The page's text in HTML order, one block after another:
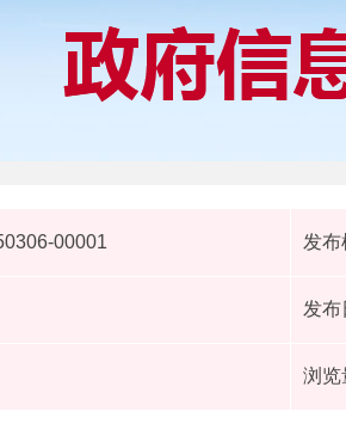
00001 发布
发布
浏览